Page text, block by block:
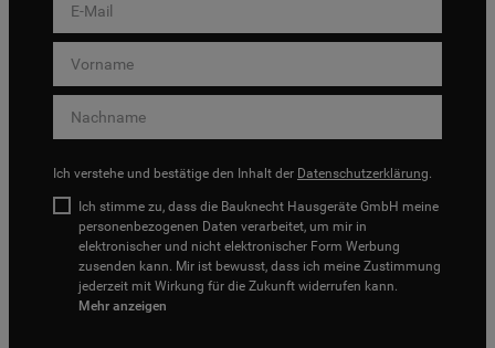
Ich verstehe und bestätige den Inhalt der Datenschutzerklärung.
Ich stimme zu, dass die Bauknecht Hausgeräte GmbH meine
personenbezogenen Daten verarbeitet, um mir in
elektronischer und nicht elektronischer Form Werbung
zusenden kann. Mir ist bewusst, dass ich meine Zustimmung
jederzeit mit Wirkung für die Zukunft widerrufen kann.
Mehr anzeigen